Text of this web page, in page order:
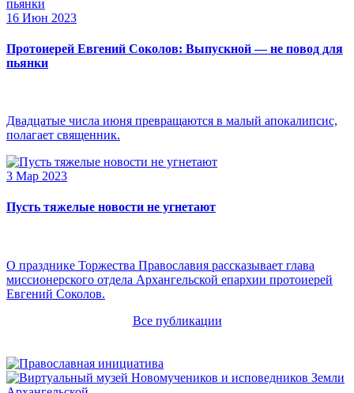
16 Июн 2023
Протоиерей Евгений Соколов: Выпускной — не повод для
пьянки
Двадцатые числа июня превращаются в малый апокалипсис,
полагает священник.
3 Мар 2023
Пусть тяжелые новости не угнетают
О празднике Торжества Православия рассказывает глава
миссионерского отдела Архангельской епархии протоиерей
Евгений Соколов.
Все публикации